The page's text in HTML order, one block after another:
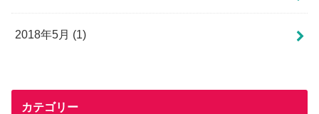
2018年5月 (1)
カテゴリー